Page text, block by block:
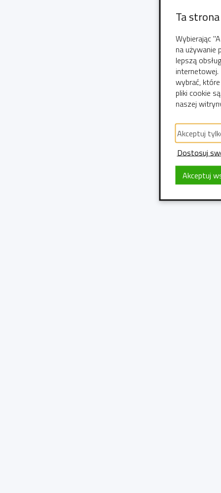
Ta
Wybierając
na używanie
lepszą
internetowej.
wybrać,
pliki cookie
naszej
Akceptuj
Dostosuj
Akceptuj